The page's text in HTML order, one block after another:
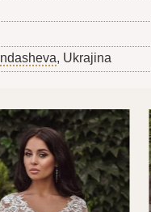
, Ukrajina